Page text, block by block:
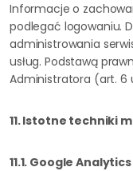
Informacje o
podlegać logowaniu.
administrowania
usług. Podstawą
Administratora (art. 6
11. Istotne techniki
11.1. Google Analytics